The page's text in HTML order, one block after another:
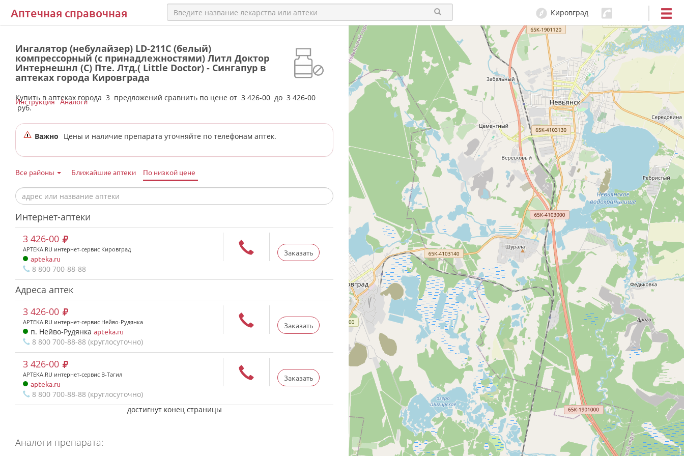
Аптечная справочная Кировград
Ингалятор (небулайзер) LD-211C (белый)
компрессорный (с принадлежностями) Литл Доктор
Интернешнл (С) Пте. Лтд.( Little Doctor) - Сингапур в
аптеках города Кировграда
Купить в аптеках города 3 предложений сравнить по цене от 3 426-00 до 3 426-00
руб.
Инструкция Аналоги
Важно Цены и наличие препарата уточняйте по телефонам аптек.
Все районы Ближайшие аптеки По низкой цене
Интернет-аптеки
Заказать
3 426-00
APTEKA.RU интернет-сервис Кировград
apteka.ru
8 800 700-88-88
Адреса аптек
Заказать
3 426-00
APTEKA.RU интернет-сервис Нейво-Рудянка
п. Нейво-Рудянка apteka.ru
8 800 700-88-88 (круглосуточно)
Заказать
3 426-00
APTEKA.RU интернет-сервис В-Тагил
apteka.ru
8 800 700-88-88 (круглосуточно)
достигнут конец страницы
Аналоги препарата: